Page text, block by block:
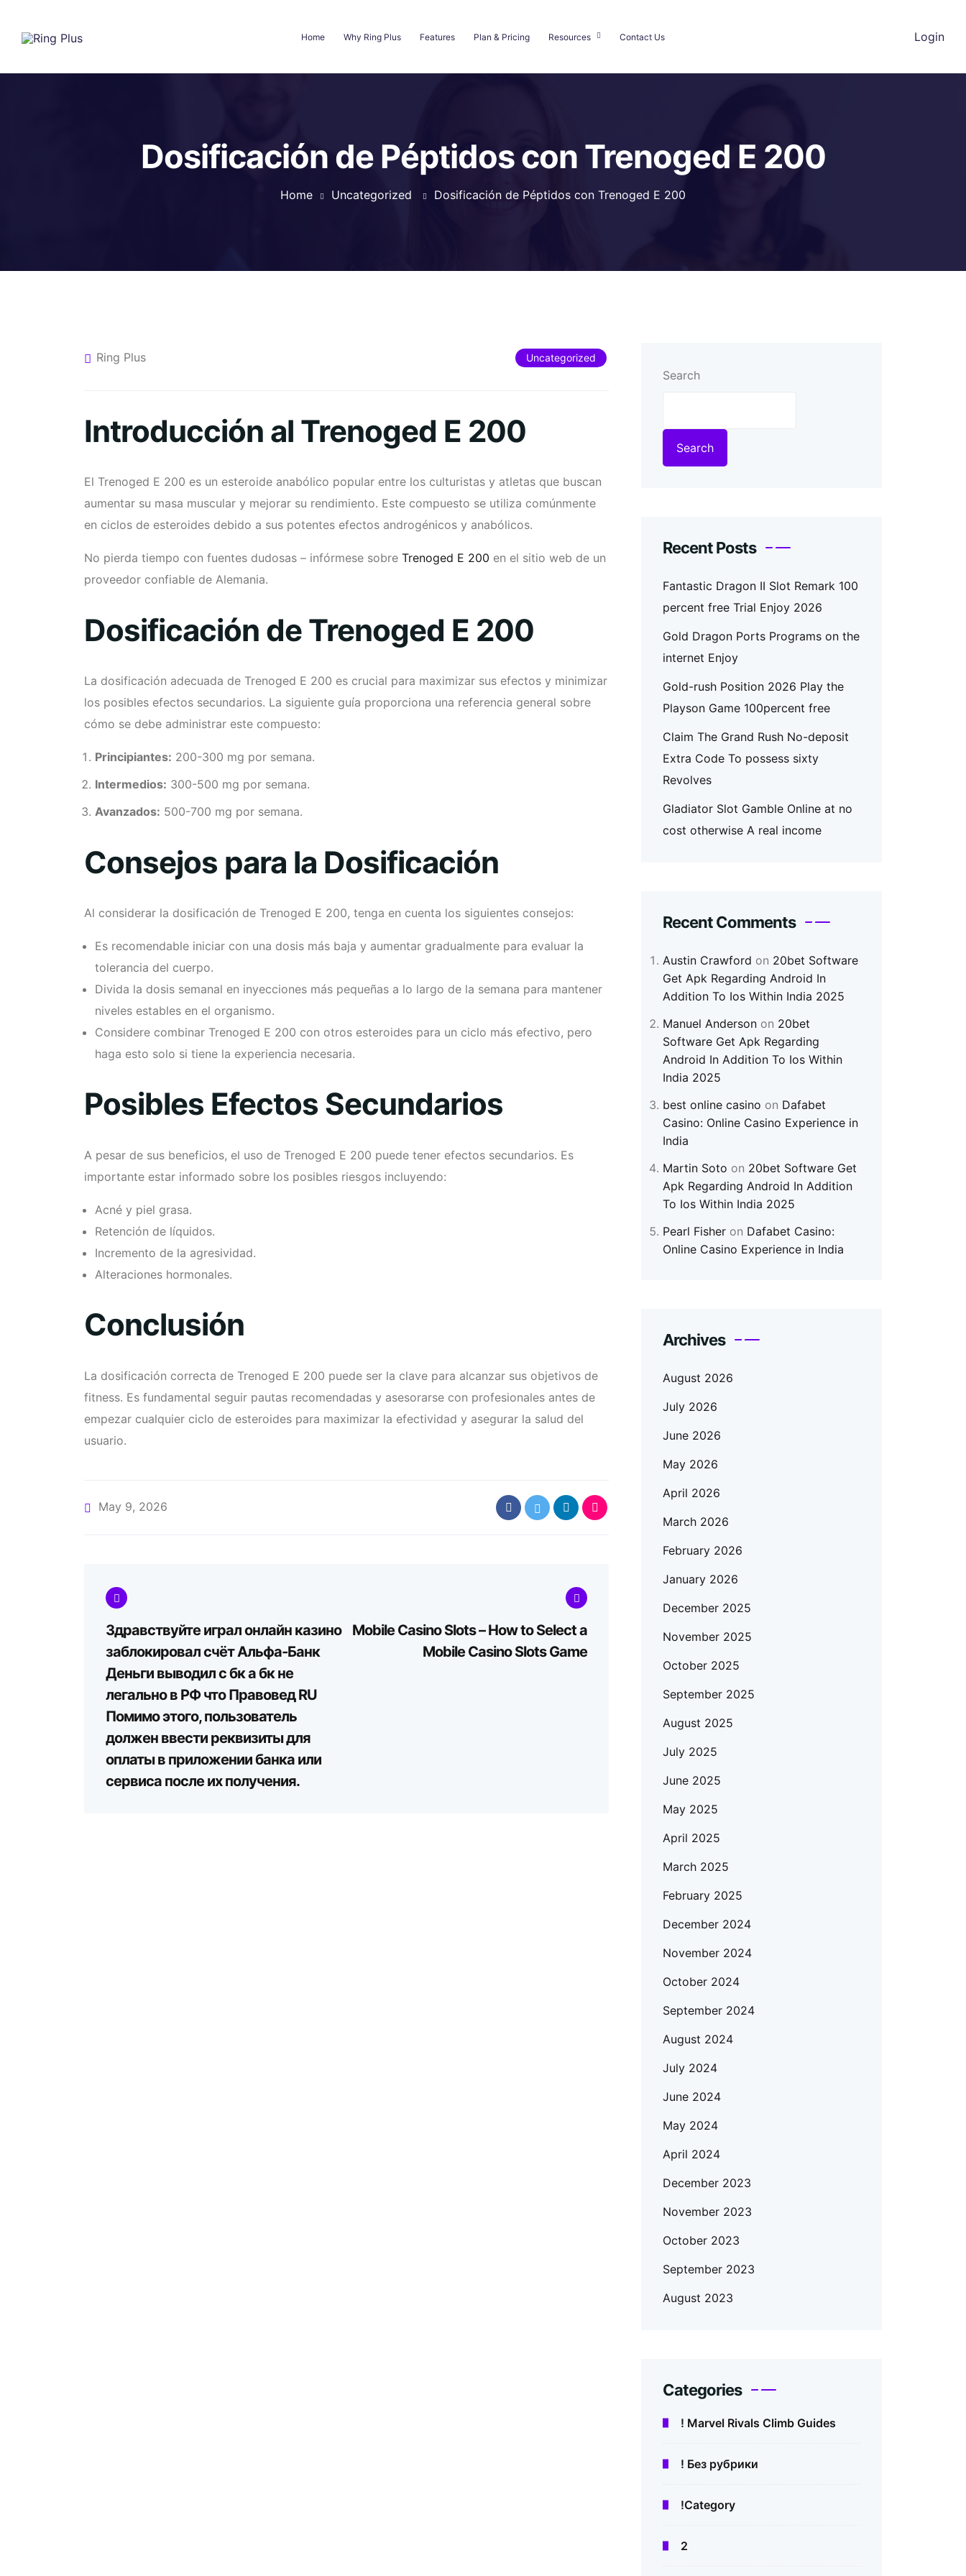
Home Why Ring Plus Features Plan & Pricing Resources Contact Us Login
Dosificación de Péptidos con Trenoged E 200
Home Uncategorized Dosificación de Péptidos con Trenoged E 200
Ring Plus Uncategorized
Introducción al Trenoged E 200
El Trenoged E 200 es un esteroide anabólico popular entre los culturistas y atletas que buscan
aumentar su masa muscular y mejorar su rendimiento. Este compuesto se utiliza comúnmente
en ciclos de esteroides debido a sus potentes efectos androgénicos y anabólicos.
No pierda tiempo con fuentes dudosas – infórmese sobre Trenoged E 200 en el sitio web de un
proveedor confiable de Alemania.
Dosificación de Trenoged E 200
La dosificación adecuada de Trenoged E 200 es crucial para maximizar sus efectos y minimizar
los posibles efectos secundarios. La siguiente guía proporciona una referencia general sobre
cómo se debe administrar este compuesto:
Principiantes: 200-300 mg por semana.
Intermedios: 300-500 mg por semana.
Avanzados: 500-700 mg por semana.
Consejos para la Dosificación
Al considerar la dosificación de Trenoged E 200, tenga en cuenta los siguientes consejos:
Es recomendable iniciar con una dosis más baja y aumentar gradualmente para evaluar la
tolerancia del cuerpo.
Divida la dosis semanal en inyecciones más pequeñas a lo largo de la semana para mantener
niveles estables en el organismo.
Considere combinar Trenoged E 200 con otros esteroides para un ciclo más efectivo, pero
haga esto solo si tiene la experiencia necesaria.
Posibles Efectos Secundarios
A pesar de sus beneficios, el uso de Trenoged E 200 puede tener efectos secundarios. Es
importante estar informado sobre los posibles riesgos incluyendo:
Acné y piel grasa.
Retención de líquidos.
Incremento de la agresividad.
Alteraciones hormonales.
Conclusión
La dosificación correcta de Trenoged E 200 puede ser la clave para alcanzar sus objetivos de
fitness. Es fundamental seguir pautas recomendadas y asesorarse con profesionales antes de
empezar cualquier ciclo de esteroides para maximizar la efectividad y asegurar la salud del
usuario.
May 9, 2026
Здравствуйте играл онлайн казино
заблокировал счёт Альфа-Банк
Деньги выводил с бк а бк не
легально в РФ что Правовед RU
Помимо этого, пользователь
должен ввести реквизиты для
оплаты в приложении банка или
сервиса после их получения.
Mobile Casino Slots – How to Select a
Mobile Casino Slots Game
Search
Search
Recent Posts
Fantastic Dragon II Slot Remark 100
percent free Trial Enjoy 2026
Gold Dragon Ports Programs on the
internet Enjoy
Gold-rush Position 2026 Play the
Playson Game 100percent free
Claim The Grand Rush No-deposit
Extra Code To possess sixty
Revolves
Gladiator Slot Gamble Online at no
cost otherwise A real income
Recent Comments
Austin Crawford on 20bet Software
Get Apk Regarding Android In
Addition To Ios Within India 2025
Manuel Anderson on 20bet
Software Get Apk Regarding
Android In Addition To Ios Within
India 2025
best online casino on Dafabet
Casino: Online Casino Experience in
India
Martin Soto on 20bet Software Get
Apk Regarding Android In Addition
To Ios Within India 2025
Pearl Fisher on Dafabet Casino:
Online Casino Experience in India
Archives
August 2026
July 2026
June 2026
May 2026
April 2026
March 2026
February 2026
January 2026
December 2025
November 2025
October 2025
September 2025
August 2025
July 2025
June 2025
May 2025
April 2025
March 2025
February 2025
December 2024
November 2024
October 2024
September 2024
August 2024
July 2024
June 2024
May 2024
April 2024
December 2023
November 2023
October 2023
September 2023
August 2023
Categories
! Marvel Rivals Climb Guides
! Без рубрики
!Category
2